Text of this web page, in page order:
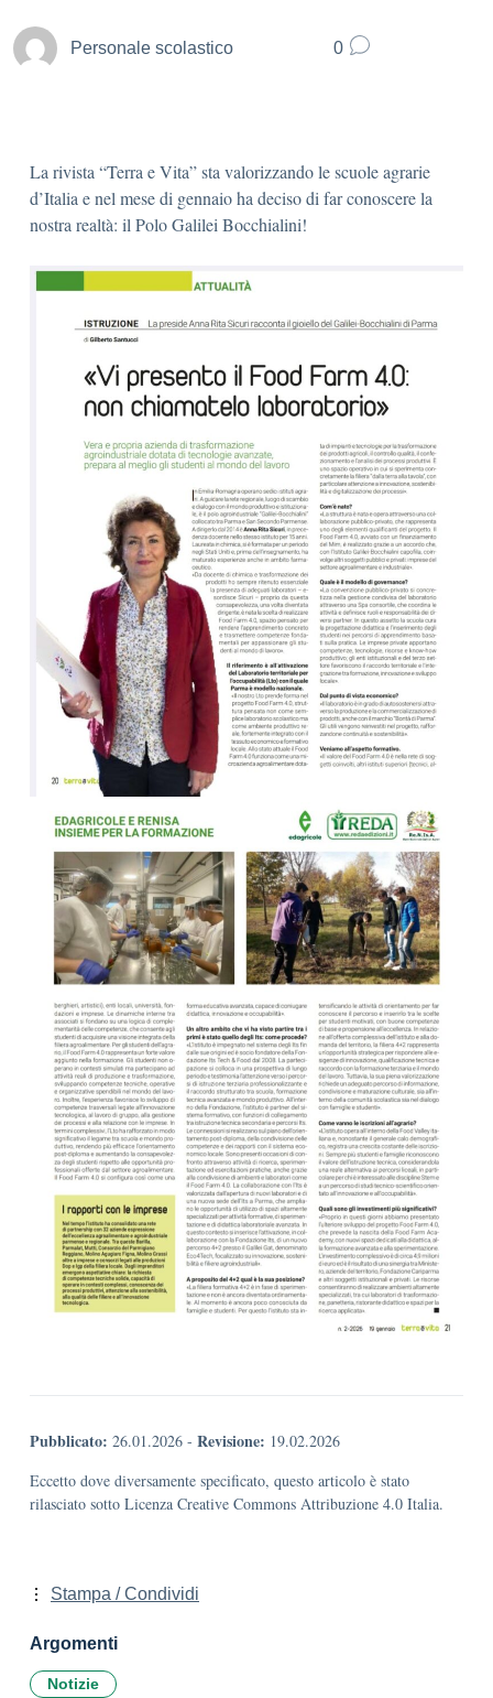
Personale scolastico 0
La rivista “Terra e Vita” sta valorizzando le scuole agrarie
d’Italia e nel mese di gennaio ha deciso di far conoscere la
nostra realtà: il Polo Galilei Bocchialini!
Pubblicato: 26.01.2026 - Revisione: 19.02.2026
Eccetto dove diversamente specificato, questo articolo è stato
rilasciato sotto Licenza Creative Commons Attribuzione 4.0 Italia.
Stampa / Condividi
Argomenti
Notizie